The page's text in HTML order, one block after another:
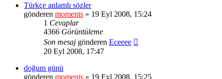
Türkçe anlamlı sözler
gönderen moments » 19 Eyl 2008, 15:24
1 Cevaplar
4366 Görüntüleme
Son mesaj gönderen Eceeee
20 Eyl 2008, 17:47
doğum günü
gönderen moments » 19 Eyl 2008, 15:25